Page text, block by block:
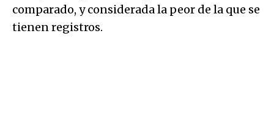
comparado, y considerada la peor de la que se
tienen registros.